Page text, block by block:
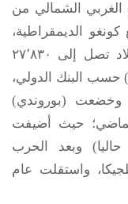
الشمالي من
الديمقراطية،
وعاصمتها هي بوجومبورا، ومساحة البلاد تصل إلى ٢٧٬٨٣٠
كم²، وعدد السكان: ١٠٫١٦ ملايين (٢٠١٣) حسب البنك الدولي،
وخضعت (بوروندي)
حيث أضيفت
حاليا) وبعد الحرب
واستقلت عام